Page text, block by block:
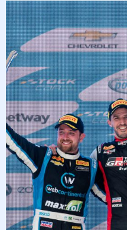
pontuam
na
Stock
Car